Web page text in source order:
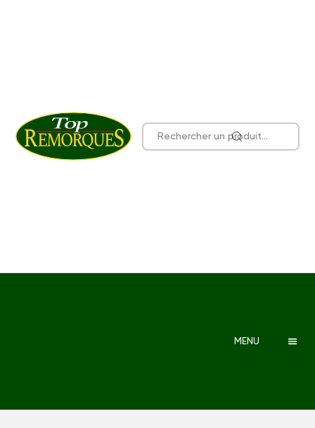
MENU